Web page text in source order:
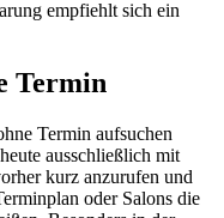
empfiehlt sich ein
Termin
Termin aufsuchen
ausschließlich mit
kurz anzurufen und
oder Salons die